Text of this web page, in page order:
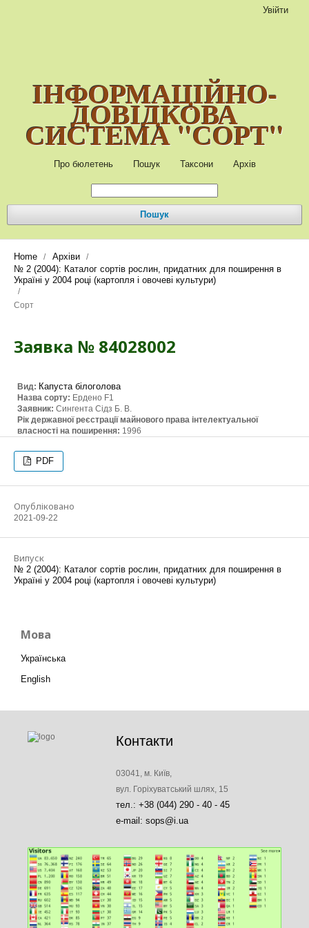
ІНФОРМАЦІЙНО-
ДОВІДКОВА
СИСТЕМА "СОРТ"
Про бюлетень Пошук Таксони Архів
Пошук
Увійти
Home / Архіви /
№ 2 (2004): Каталог сортів рослин, придатних для поширення в
Україні у 2004 році (картопля і овочеві культури)
/
Сорт
Заявка № 84028002
Вид: Капуста білоголова
Назва сорту: Ердено F1
Заявник: Сингента Сідз Б. В.
Рік державної реєстрації майнового права інтелектуальної
власності на поширення: 1996
PDF
Опубліковано
2021-09-22
Випуск
№ 2 (2004): Каталог сортів рослин, придатних для поширення в
Україні у 2004 році (картопля і овочеві культури)
Мова
Українська
English
Контакти
03041, м. Київ,
вул. Горіхуватський шлях, 15
тел.: +38 (044) 290 - 40 - 45
e-mail: sops@i.ua